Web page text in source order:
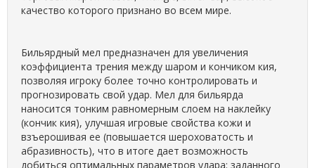
качество которого признано во всем мире.
Бильярдный мел предназначен для увеличения
коэффициента трения между шаром и кончиком кия,
позволяя игроку более точно контролировать и
прогнозировать свой удар. Мел для бильярда
наносится тонким равномерным слоем на наклейку
(кончик кия), улучшая игровые свойства кожи и
взъерошивая ее (повышается шероховатость и
абразивность), что в итоге дает возможность
добиться оптимальных параметров удара: заданного